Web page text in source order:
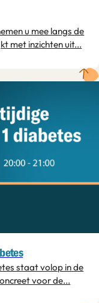
u mee langs de
met inzichten uit...
staat volop in de
voor de...